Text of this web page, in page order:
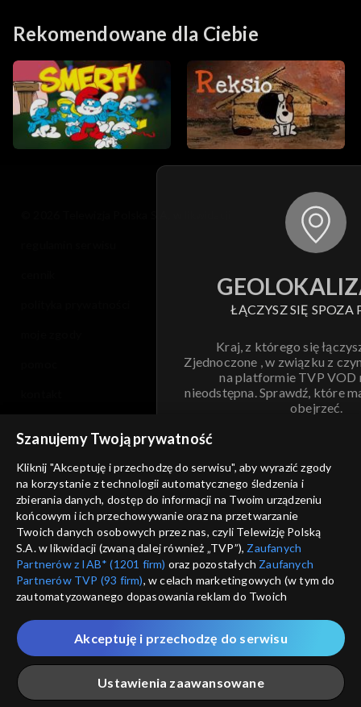
Rekomendowane dla Ciebie
ŁĄCZYSZ SIĘ SPOZA
Kraj, z którego się
Zjednoczone , w związku z
na platformie TVP VOD
nieodstępna. Sprawdź, które
obejrzeć.
ANULUJ
informacje o dostawcy usług
Szanujemy Twoją prywatność
Kliknij "Akceptuję i przechodzę do serwisu", aby wyrazić zgody
na korzystanie z technologii automatycznego śledzenia i
zbierania danych, dostęp do informacji na Twoim urządzeniu
końcowym i ich przechowywanie oraz na przetwarzanie
Twoich danych osobowych przez nas, czyli Telewizję Polską
S.A. w likwidacji (zwaną dalej również „TVP”), Zaufanych
Partnerów z IAB* (1201 firm) oraz pozostałych Zaufanych
Partnerów TVP (93 firm), w celach marketingowych (w tym do
zautomatyzowanego dopasowania reklam do Twoich
które wskazujemy poniżej, a także zgody na udostępnianie
przez nas identyfikatora PPID do Google.
Twoje dane osobowe zbierane podczas odwiedzania przez
Ciebie naszych
poszczególnych serwisówzwanych dalej
„Portalem”, w tym informacje zapisywane za pomocą
Ustawienia zaawansowane
Akceptuję i przechodzę do serwisu